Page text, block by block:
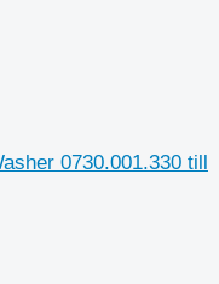
0730.001.330 till